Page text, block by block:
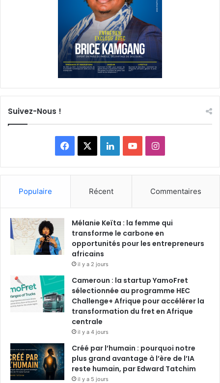
Suivez-Nous !
a
b
o
o
k
L
i
e
d
n
o
u
b
I
n
a
g
a
m
Populaire Récent Commentaires
Mélanie Keïta : la femme qui
transforme le carbone en
opportunités pour les entrepreneurs
africains
il y a 2 jours
Cameroun : la startup YamoFret
sélectionnée au programme HEC
Challenge+ Afrique pour accélérer la
transformation du fret en Afrique
centrale
il y a 4 jours
Créé par l’humain : pourquoi notre
plus grand avantage à l’ère de l’IA
reste humain, par Edward Tatchim
il y a 5 jours